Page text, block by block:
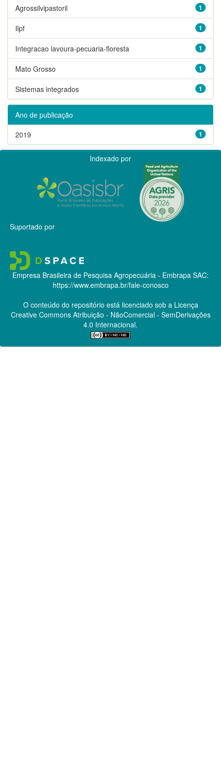
1
Agrossilvipastoril
1
Ilpf
1
Integracao lavoura-pecuaria-floresta
1
Mato Grosso
1
Sistemas integrados
Ano de publicação
1
2019
Indexado por
Suportado por
Empresa Brasileira de Pesquisa Agropecuária - Embrapa SAC:
https://www.embrapa.br/fale-conosco
O conteúdo do repositório está licenciado sob a Licença
Creative CommonsAtribuição - NãoComercial - SemDerivações
4.0 Internacional.